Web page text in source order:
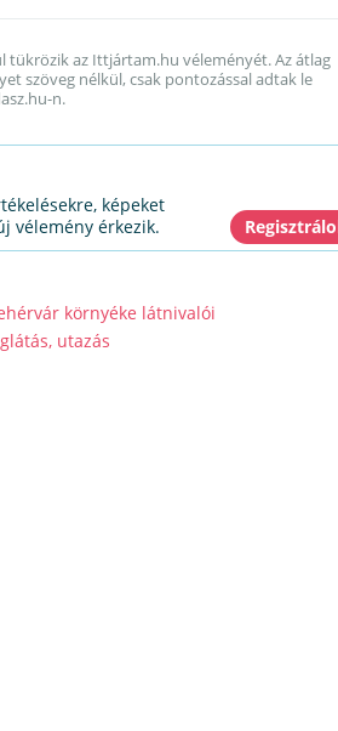
tükrözik az Ittjártam.hu véleményét. Az átlag
szöveg nélkül, csak pontozással adtak le
n.
képeket
vélemény érkezik.
környéke látnivalói
utazás